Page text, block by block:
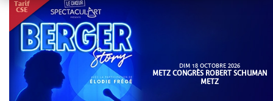
DIM 18 OCTOBRE 2026
METZ CONGRÈS ROBERT SCHUMAN
METZ